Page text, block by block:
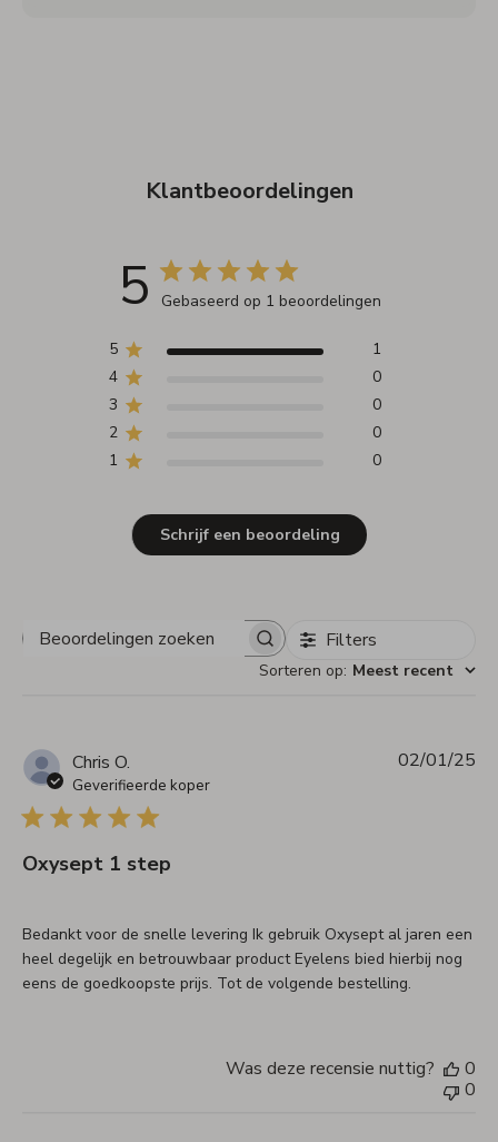
Klantbeoordelingen
5 Gebaseerd op 1 beoordelingen
5
1
4
0
3
0
2
0
1
0
Schrijf een beoordeling
Beoordelingen Filters
Sorteren op: Meest recent
Chris O.
Geverifieerde koper
Oxysept 1 step
Bedankt voor de snelle levering Ik gebruik Oxysept al jaren een
heel degelijk en betrouwbaar product Eyelens bied hierbij nog
eens de goedkoopste prijs. Tot de volgende bestelling.
02/01/25
Was deze recensie nuttig?
0
0